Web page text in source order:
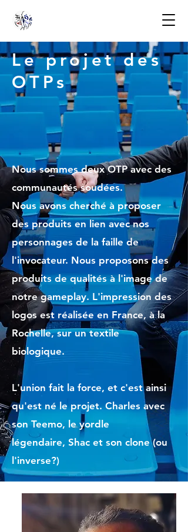
Le projet des
OTPs
Nous sommes deux OTP avec des
communautés soudées.
Nous avons cherché à proposer
des produits en lien avec nos
personnages de la faille de
l'invocateur. Nous proposons des
produits de qualités à l'image de
notre gameplay. L'impression des
logos est réalisée en France, à la
Rochelle, sur un textile
biologique.
L'union fait la force, et c'est ainsi
qu'est né le projet. Charles avec
son Teemo, le yordle
légendaire, Shac et son clone (ou
l'inverse?)